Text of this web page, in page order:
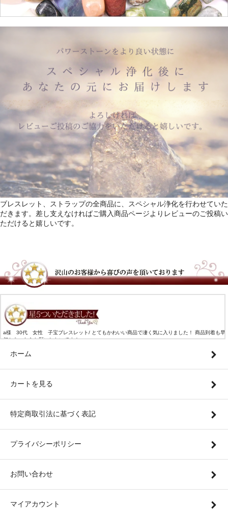
ブレスレット、ストラップの全商品に、スペシャル浄化を行わせていた
だきます。差し支えなければご購入商品ページよりレビューのご投稿い
ただけると嬉しいです。
a様 30代 女性 子宝ブレスレット/ とてもかわいい商品で凄く気に入りました！ 商品到着も早
何かあったらお願いしたいです！
ホーム
カートを見る
特定商取引法に基づく表記
プライバシーポリシー
お問い合わせ
マイアカウント